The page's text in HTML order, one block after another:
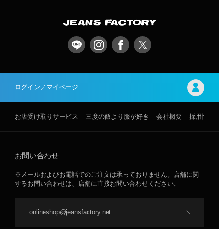
ログイン／マイページ
お店受け取りサービス 三度の飯より服が好き 会社概要 採用情報
お問い合わせ
※メールおよびお電話でのご注文は承っておりません。店舗に関
するお問い合わせは、店舗に直接お問い合わせください。
onlineshop@jeansfactory.net